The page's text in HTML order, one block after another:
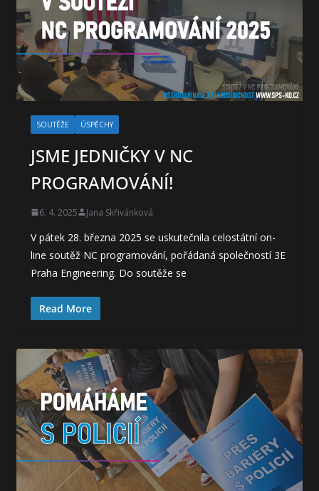
SOUTĚŽE ÚSPĚCHY
JSME JEDNIČKY V NC
PROGRAMOVÁNÍ!
6. 4. 2025 Jana Skřivánková
V pátek 28. března 2025 se uskutečnila celostátní on-
line soutěž NC programování, pořádaná společností 3E
Praha Engineering. Do soutěže se
Read More